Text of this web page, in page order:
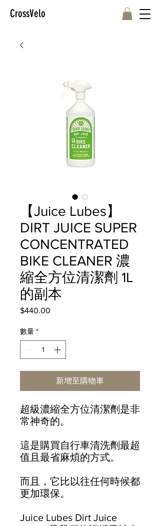
CrossVelo
【Juice Lubes】
DIRT JUICE SUPER
CONCENTRATED
BIKE CLEANER 濃
縮全方位清潔劑 1L
的副本
$440.00
數量 *
新增至購物車
超級濃縮全方位清潔劑是非
常神奇的。
這是購買自行車清洗劑最超
值且最省麻煩的方式。
而且，它比以往任何時候都
更加環保。
Juice Lubes Dirt Juice